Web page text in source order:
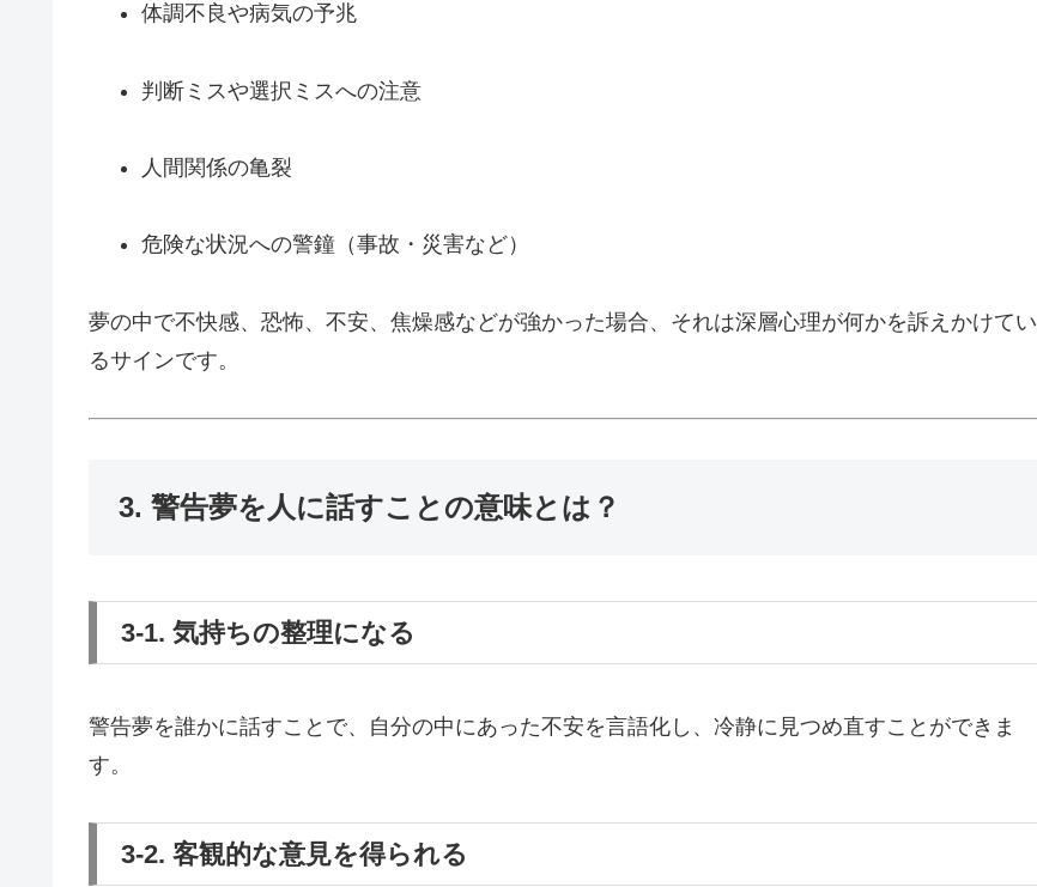
体調不良や病気の予兆
判断ミスや選択ミスへの注意
人間関係の亀裂
危険な状況への警鐘（事故・災害など）
夢の中で不快感、恐怖、不安、焦燥感などが強かった場合、それは深層心理が何かを訴えかけてい
るサインです。
3. 警告夢を人に話すことの意味とは？
3-1. 気持ちの整理になる
警告夢を誰かに話すことで、自分の中にあった不安を言語化し、冷静に見つめ直すことができま
す。
3-2. 客観的な意見を得られる